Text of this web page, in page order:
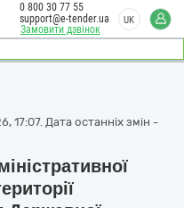
Замовити дзвінок
0 800 30 77 55
support@e-tender.ua
UK
Дата останніх змін -